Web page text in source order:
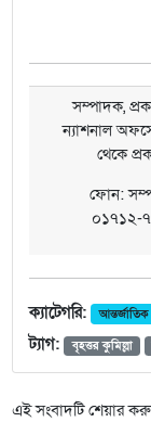
সম্পাদক,
ন্যাশনাল
থেকে
ফোন:
০১৭১২-
ক্যাটেগরি: আন্তর্জাতিক
ট্যাগ: বৃহত্তর কুমিল্লা
এই সংবাদটি শেয়ার